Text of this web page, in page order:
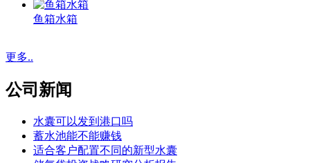
鱼箱水箱
更多..
公司新闻
水囊可以发到港口吗
蓄水池能不能赚钱
适合客户配置不同的新型水囊